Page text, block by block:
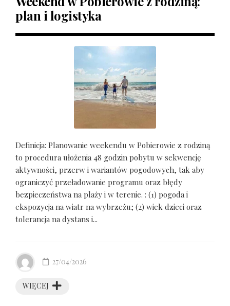
plan i logistyka
Definicja: Planowanie weekendu w Pobierowie z rodziną
to procedura ułożenia 48 godzin pobytu w sekwencję
aktywności, przerw i wariantów pogodowych, tak aby
ograniczyć przeładowanie programu oraz błędy
bezpieczeństwa na plaży i w terenie. : (1) pogoda i
ekspozycja na wiatr na wybrzeżu; (2) wiek dzieci oraz
tolerancja na dystans i...
WIĘCEJ
27/04/2026